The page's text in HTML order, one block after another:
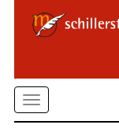
Seitenbereiche
springen
Zum
Inhalt
springen
Toggle